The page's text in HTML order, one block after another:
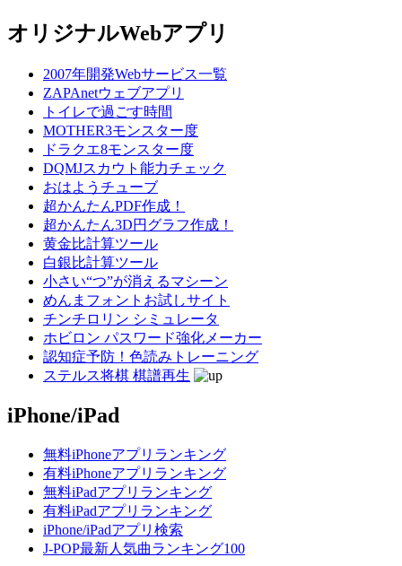
オリジナルWebアプリ
2007年開発Webサービス一覧
ZAPAnetウェブアプリ
トイレで過ごす時間
MOTHER3モンスター度
ドラクエ8モンスター度
DQMJスカウト能力チェック
おはようチューブ
超かんたんPDF作成！
超かんたん3D円グラフ作成！
黄金比計算ツール
白銀比計算ツール
小さい“つ”が消えるマシーン
めんまフォントお試しサイト
チンチロリン シミュレータ
ホビロン パスワード強化メーカー
認知症予防！色読みトレーニング
ステルス将棋 棋譜再生
iPhone/iPad
無料iPhoneアプリランキング
有料iPhoneアプリランキング
無料iPadアプリランキング
有料iPadアプリランキング
iPhone/iPadアプリ検索
J-POP最新人気曲ランキング100